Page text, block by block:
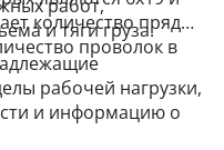
работ,
и тяги груза.
количество прядей
проволок в
рабочей нагрузки,
и информацию о